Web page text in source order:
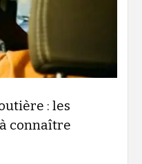
: les
connaître